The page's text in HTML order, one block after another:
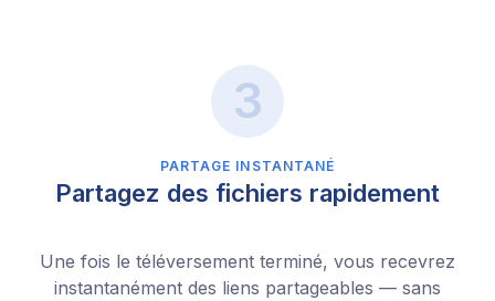
PARTAGE INSTANTANÉ
Partagez des fichiers rapidement
Une fois le téléversement terminé, vous recevrez
instantanément des liens partageables — sans